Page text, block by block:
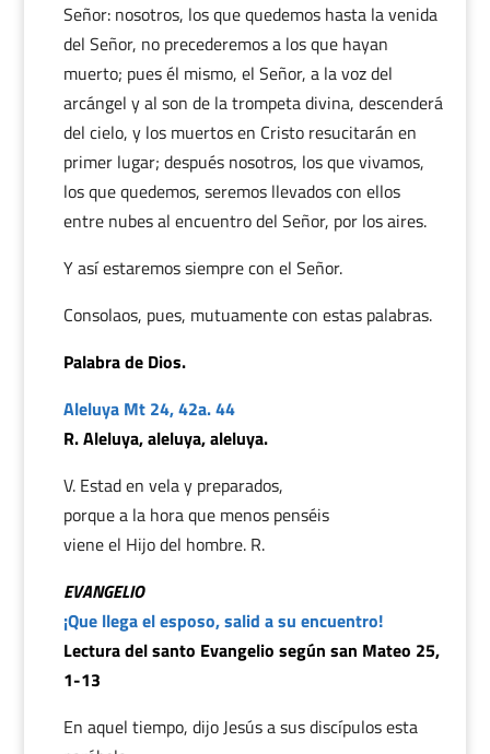
Señor: nosotros, los que quedemos hasta la venida
del Señor, no precederemos a los que hayan
muerto; pues él mismo, el Señor, a la voz del
arcángel y al son de la trompeta divina, descenderá
del cielo, y los muertos en Cristo resucitarán en
primer lugar; después nosotros, los que vivamos,
los que quedemos, seremos llevados con ellos
entre nubes al encuentro del Señor, por los aires.
Y así estaremos siempre con el Señor.
Consolaos, pues, mutuamente con estas palabras.
Palabra de Dios.
Aleluya Mt 24, 42a. 44
R. Aleluya, aleluya, aleluya.
V. Estad en vela y preparados,
porque a la hora que menos penséis
viene el Hijo del hombre. R.
EVANGELIO
¡Que llega el esposo, salid a su encuentro!
Lectura del santo Evangelio según san Mateo 25,
1-13
En aquel tiempo, dijo Jesús a sus discípulos esta